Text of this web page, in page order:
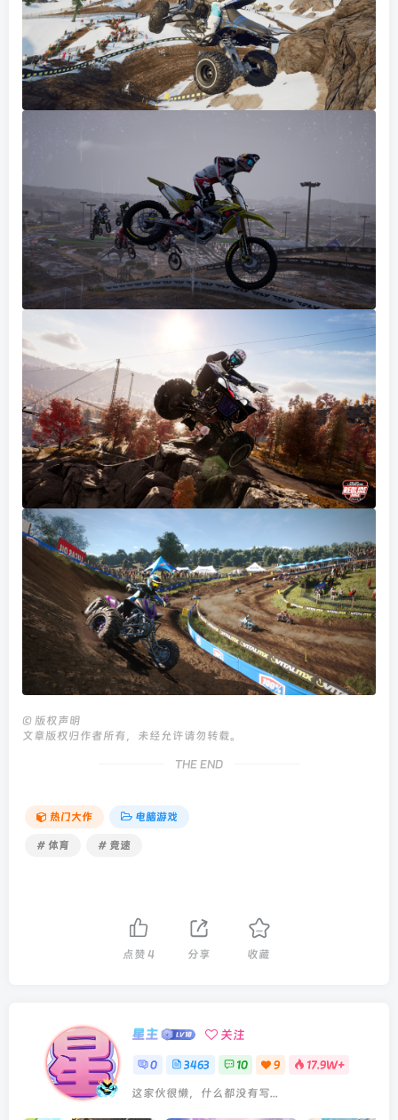
© 版权声明
文章版权归作者所有，未经允许请勿转载。
THE END
热门大作 电脑游戏
# 体育 # 竞速
点赞 4 分享 收藏
星主 关注
0 3463 10 9 17.9W+
这家伙很懒，什么都没有写...